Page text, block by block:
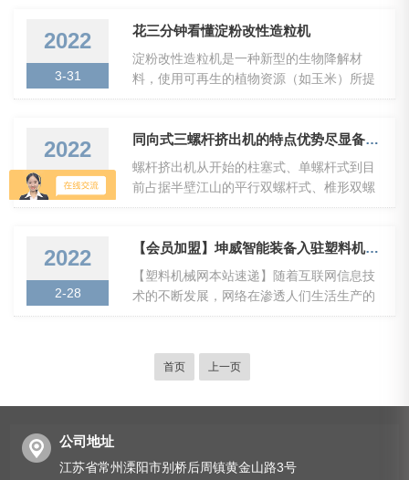
喂料系统以及机头，机筒螺杆、分配传动箱
和电机等组成。控制部分，主机控制采用进
口全数字式直流控制系统，喂料电机采用进
口变频调速器调速。辅机包括水槽、风道、
由串装在芯轴上的各种具有互换性能的螺杆
元件组成，其材料有普通氮化材料和特种增
强材料。筒体由多个开口和闭口筒体以及侧
向喂料筒体组装而成，...
2022
3-31
花三分钟看懂淀粉改性造粒机
淀粉改性造粒机是一种新型的生物降解材
料，使用可再生的植物资源（如玉米）所提
出的淀粉原料制成。淀粉原料经由发酵过程
其具有良好的生物可降解性，使用后能被自
然界中微生物*降解，终生成二氧化碳和水，
不污染环境，这对保护环境非常有利，是*的
进行。加工精白淀粉，必须选用淀粉含量高
的白薯品种。经加工后的淀粉虽选用了天然
原料,但经人为加工,也就不可能算是天然的
了。食用类的专用改性...
2022
3-25
同向式三螺杆挤出机的特点优势尽显备受关注
螺杆挤出机从开始的柱塞式、单螺杆式到目
前占据半壁江山的平行双螺杆式、椎形双螺
杆式等机型，这一历程一走便走了近百年，
荣。同向式三螺杆挤出机以其灵活多变的几
何排布方式，多个啮合区形成物料在流向，
流速上的多变化，且质点在空间位置的分布
上)在加工过程中，每个螺纹槽内可能拥有大
问题不可能通过...
2022
2-28
【会员加盟】坤威智能装备入驻塑料机械网 ———南京坤威朗盛挤出智能装备有限公司入驻塑料机械网VIP1星会员
【塑料机械网本站速递】随着互联网信息技
术的不断发展，网络在渗透人们生活生产的
同时，也在改变人们的生活习惯，特别是在
读，现代社会人们的零星时间。因而在这
个“互联网+”的社会时代中，网络媒体的宣传
营销新模式。南京坤威朗盛挤出智能装备有
首页 上一页
公司地址
江苏省常州溧阳市别桥后周镇黄金山路3号